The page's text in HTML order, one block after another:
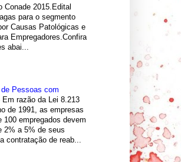
Conade 2015.Edital
para o segmento
Causas Patológicas e
Empregadores.Confira
abai...
Pessoas com
Em razão da Lei 8.213
de 1991, as empresas
100 empregados devem
2% a 5% de seus
contratação de reab...